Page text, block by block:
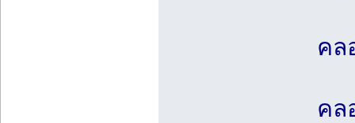
คล
คล